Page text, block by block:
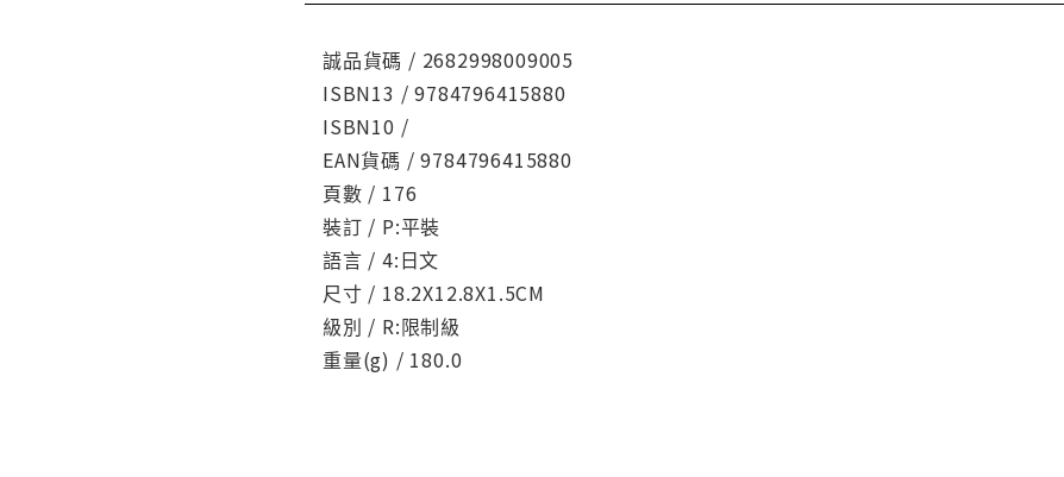
誠品貨碼 / 2682998009005
ISBN13 / 9784796415880
ISBN10 /
EAN貨碼 / 9784796415880
頁數 / 176
裝訂 / P:平裝
語言 / 4:日文
尺寸 / 18.2X12.8X1.5CM
級別 / R:限制級
重量(g) / 180.0